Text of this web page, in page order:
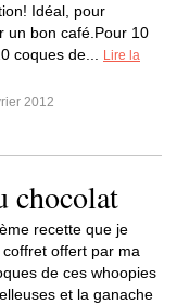
Idéal, pour
un bon café.Pour 10
coques de...
Lire la
2012
chocolat
recette que je
offert par ma
de ces whoopies
et la ganache